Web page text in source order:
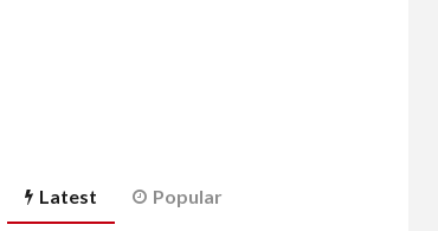
Latest Popular